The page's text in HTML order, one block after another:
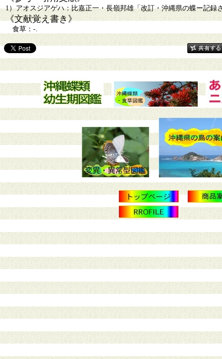
1）アオスジアゲハ：比嘉正一・長嶺邦雄「改訂・沖縄県の蝶ー記録
《文献覚え書き》
食草：-.